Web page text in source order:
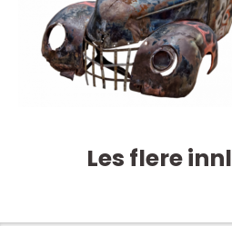
Les flere